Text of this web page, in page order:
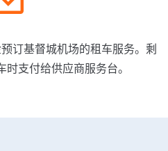
订基督城机场的租车服务。剩
支付给供应商服务台。